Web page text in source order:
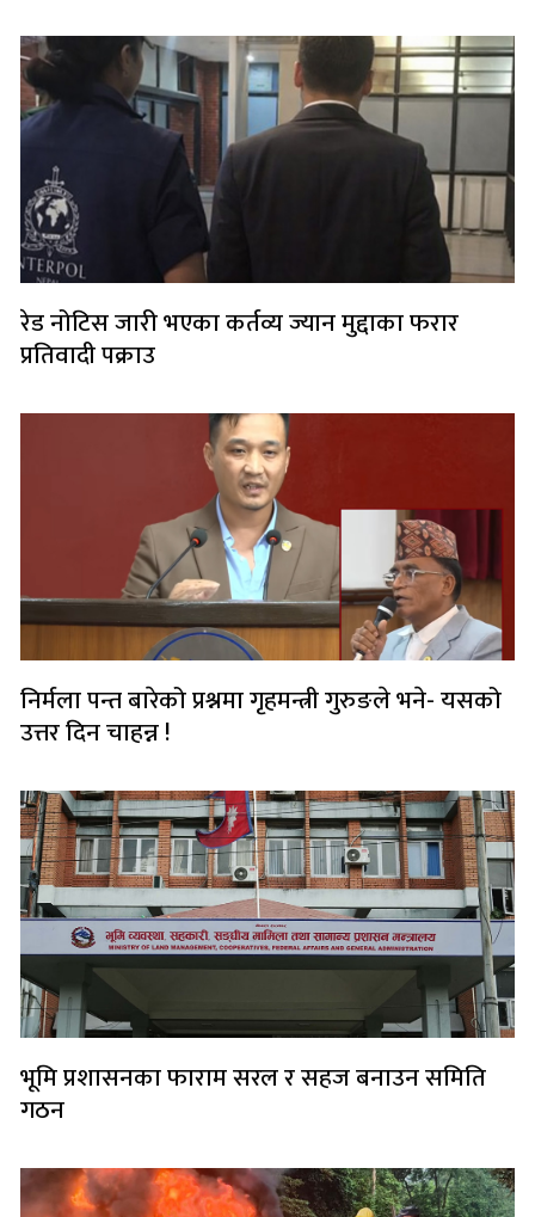
रेड नोटिस जारी भएका कर्तव्य ज्यान मुद्दाका फरार
प्रतिवादी पक्राउ
निर्मला पन्त बारेको प्रश्नमा गृहमन्त्री गुरुङले भने- यसको
उत्तर दिन चाहन्न !
भूमि प्रशासनका फाराम सरल र सहज बनाउन समिति
गठन